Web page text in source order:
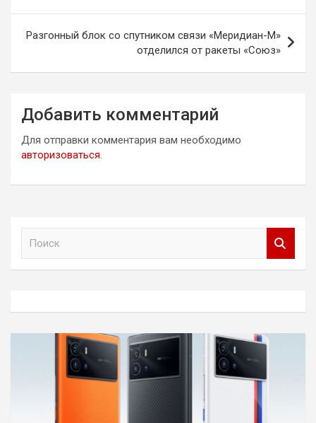
записям
Разгонный блок со спутником связи «Меридиан-М»
отделился от ракеты «Союз»
Добавить комментарий
Для отправки комментария вам необходимо
авторизоваться.